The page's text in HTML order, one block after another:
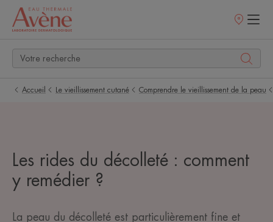
Points
Accueil Le vieillissement cutané Comprendre le vieillissement de la peau
Les rides du décolleté : comment
y remédier ?
La peau du décolleté est particulièrement fine et